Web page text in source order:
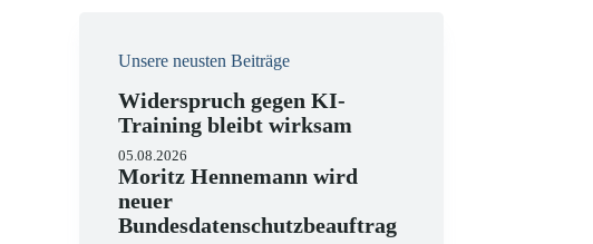
Unsere neusten Beiträge
Widerspruch gegen KI-
Training bleibt wirksam
05.08.2026
Moritz Hennemann wird
neuer
Bundesdatenschutzbeauftrag